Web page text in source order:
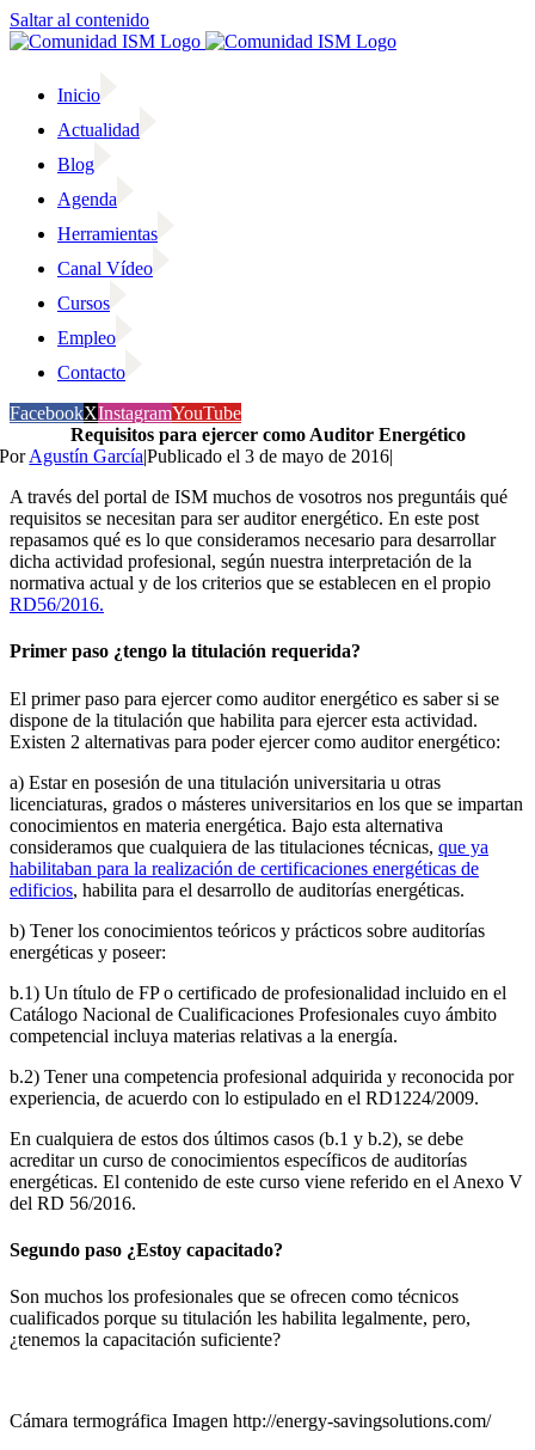
Saltar al contenido
Inicio
Actualidad
Blog
Agenda
Herramientas
Canal Vídeo
Cursos
Empleo
Contacto
FacebookXInstagramYouTube
Requisitos para ejercer como Auditor Energético
PorAgustín García|Publicado el 3 de mayo de 2016|
A través del portal de ISM muchos de vosotros nos preguntáis qué
requisitos se necesitan para ser auditor energético. En este post
repasamos qué es lo que consideramos necesario para desarrollar
dicha actividad profesional, según nuestra interpretación de la
normativa actual y de los criterios que se establecen en el propio
RD56/2016.
Primer paso ¿tengo la titulación requerida?
El primer paso para ejercer como auditor energético es saber si se
dispone de la titulación que habilita para ejercer esta actividad.
Existen 2 alternativas para poder ejercer como auditor energético:
a) Estar en posesión de una titulación universitaria u otras
licenciaturas, grados o másteres universitarios en los que se impartan
conocimientos en materia energética. Bajo esta alternativa
consideramos que cualquiera de las titulaciones técnicas, que ya
habilitaban para la realización de certificaciones energéticas de
edificios, habilita para el desarrollo de auditorías energéticas.
b) Tener los conocimientos teóricos y prácticos sobre auditorías
energéticas y poseer:
b.1) Un título de FP o certificado de profesionalidad incluido en el
Catálogo Nacional de Cualificaciones Profesionales cuyo ámbito
competencial incluya materias relativas a la energía.
b.2) Tener una competencia profesional adquirida y reconocida por
experiencia, de acuerdo con lo estipulado en el RD1224/2009.
En cualquiera de estos dos últimos casos (b.1 y b.2), se debe
acreditar un curso de conocimientos específicos de auditorías
energéticas. El contenido de este curso viene referido en el Anexo V
del RD 56/2016.
Segundo paso ¿Estoy capacitado?
Son muchos los profesionales que se ofrecen como técnicos
cualificados porque su titulación les habilita legalmente, pero,
¿tenemos la capacitación suficiente?
Cámara termográfica Imagen http://energy-savingsolutions.com/